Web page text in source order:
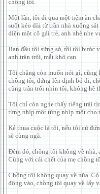
chồng tôi.
Một lần, tôi đi qua một tiệm ăn
suốt kéo dài từ trần nhà xuống
diện một cô gái trẻ, anh nhè nhẹ
Ban đầu tôi sững sờ, rồi tôi bước
anh trân trối, mắt khô cạn.
Tôi chẳng còn muốn nói gì,
chồng tôi, đứng lên định bỏ đi,
cũng trân trối nhìn tôi, không hề
Tôi chỉ còn nghe thấy tiếng trái
từng nhịp một từng nhịp một cho
Kẻ thua cuộc là tôi, nếu tôi cứ
sẽ cùng ngã.
Đêm đó, chồng tôi không về nhà,
Cùng với cái chết của mẹ chồng
Chồng tôi không quay về nữa.
động vào, chồng tôi quay về lấy